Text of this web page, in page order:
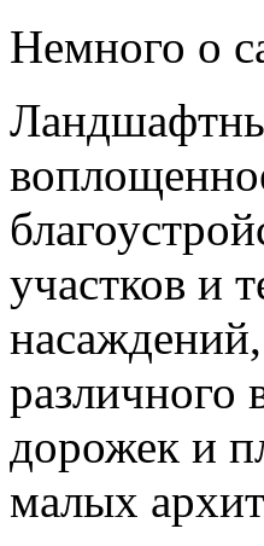
Немного о
участков и
различного
дорожек и
малых